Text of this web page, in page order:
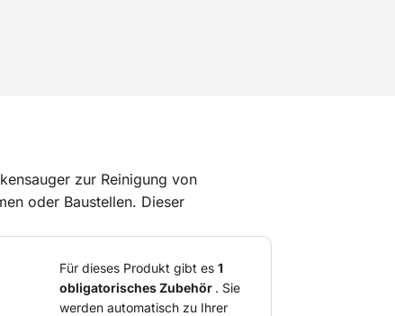
zur Reinigung von
oder Baustellen. Dieser
auf.
Für dieses Produkt gibt es 1
obligatorisches Zubehör . Sie
werden automatisch zu Ihrer